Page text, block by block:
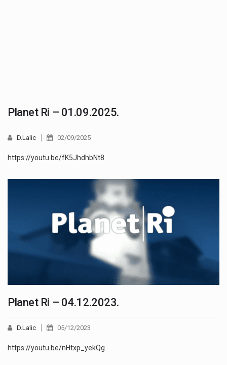
Planet Ri – 01.09.2025.
D.Lalic 02/09/2025
https://youtu.be/fK5JhdhbNt8
Planet Ri – 04.12.2023.
D.Lalic 05/12/2023
https://youtu.be/nHtxp_yekQg